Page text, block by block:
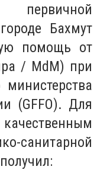
Бахмут
помощь от
/ MdM) при
(GFFO). Для
санитарной